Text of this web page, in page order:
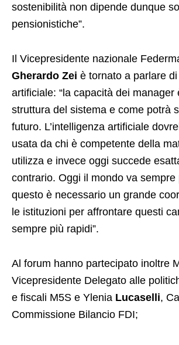
sostenibilità non dipende dunque
pensionistiche”.
Il Vicepresidente nazionale
Gherardo Zei è tornato a parlare
artificiale: “la capacità dei manager
struttura del sistema e come potrà
futuro. L’intelligenza artificiale
usata da chi è competente della
utilizza e invece oggi succede
contrario. Oggi il mondo va sempre
questo è necessario un grande
le istituzioni per affrontare questi
sempre più rapidi”.
Al forum hanno partecipato inoltre
Vicepresidente Delegato alle
e fiscali M5S e Ylenia Lucaselli,
Commissione Bilancio FDI;